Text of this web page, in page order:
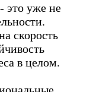
это уже не
скорость
в целом.